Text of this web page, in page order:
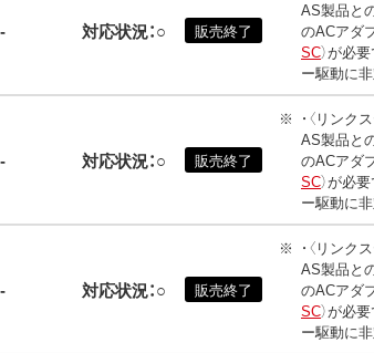
- 対応状況：○ 販売終了
AS製品と
のACアダ
SC）が必
ー駆動に非
- 対応状況：○ 販売終了
・〈リンク
AS製品と
のACアダ
SC）が必
ー駆動に非
- 対応状況：○ 販売終了
・〈リンク
AS製品と
のACアダ
SC）が必
ー駆動に非